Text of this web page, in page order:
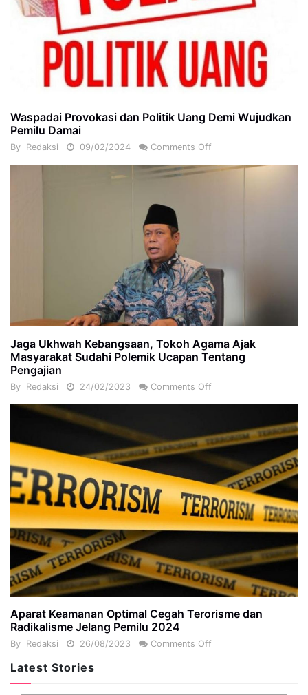
Waspadai Provokasi dan Politik Uang Demi Wujudkan
Pemilu Damai
By Redaksi 09/02/2024 Comments Off
Jaga Ukhwah Kebangsaan, Tokoh Agama Ajak
Masyarakat Sudahi Polemik Ucapan Tentang
Pengajian
By Redaksi 24/02/2023 Comments Off
Aparat Keamanan Optimal Cegah Terorisme dan
Radikalisme Jelang Pemilu 2024
By Redaksi 26/08/2023 Comments Off
Latest Stories